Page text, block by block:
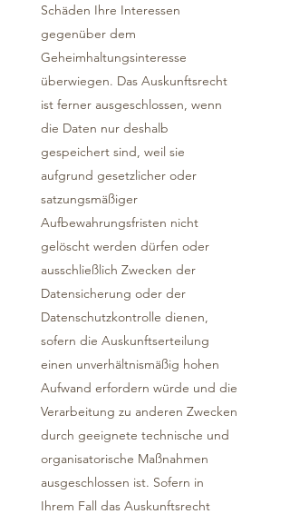
Schäden Ihre Interessen
gegenüber dem
Geheimhaltungsinteresse
überwiegen. Das Auskunftsrecht
ist ferner ausgeschlossen, wenn
die Daten nur deshalb
gespeichert sind, weil sie
aufgrund gesetzlicher oder
satzungsmäßiger
Aufbewahrungsfristen nicht
gelöscht werden dürfen oder
ausschließlich Zwecken der
Datensicherung oder der
Datenschutzkontrolle dienen,
sofern die Auskunftserteilung
einen unverhältnismäßig hohen
Aufwand erfordern würde und die
Verarbeitung zu anderen Zwecken
durch geeignete technische und
organisatorische Maßnahmen
ausgeschlossen ist. Sofern in
Ihrem Fall das Auskunftsrecht